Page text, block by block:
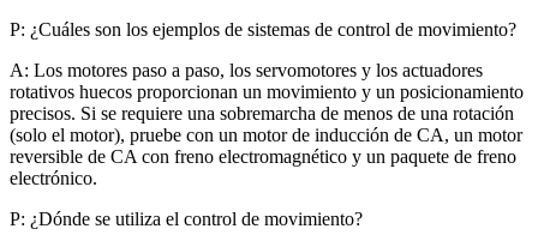
P: ¿Cuáles son los ejemplos de sistemas de control de movimiento?
A: Los motores paso a paso, los servomotores y los actuadores
rotativos huecos proporcionan un movimiento y un posicionamiento
precisos. Si se requiere una sobremarcha de menos de una rotación
(solo el motor), pruebe con un motor de inducción de CA, un motor
reversible de CA con freno electromagnético y un paquete de freno
electrónico.
P: ¿Dónde se utiliza el control de movimiento?